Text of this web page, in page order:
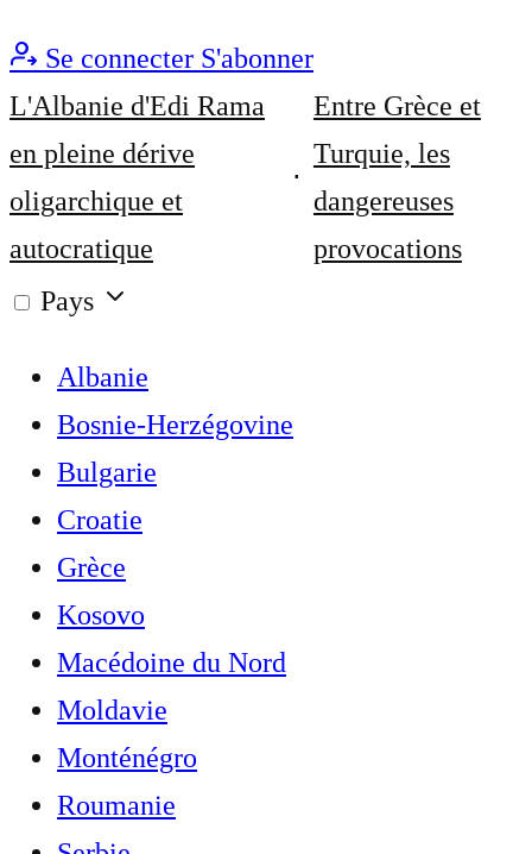
Se connecter S'abonner
L'Albanie d'Edi Rama
en pleine dérive
oligarchique et
autocratique
Entre Grèce et
Turquie, les
dangereuses
provocations
Pays
Albanie
Bosnie-Herzégovine
Bulgarie
Croatie
Grèce
Kosovo
Macédoine du Nord
Moldavie
Monténégro
Roumanie